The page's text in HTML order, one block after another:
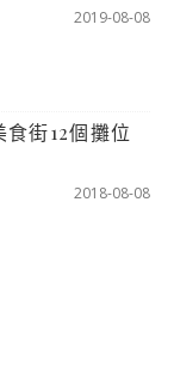
2019-08-08
街12個攤位
2018-08-08